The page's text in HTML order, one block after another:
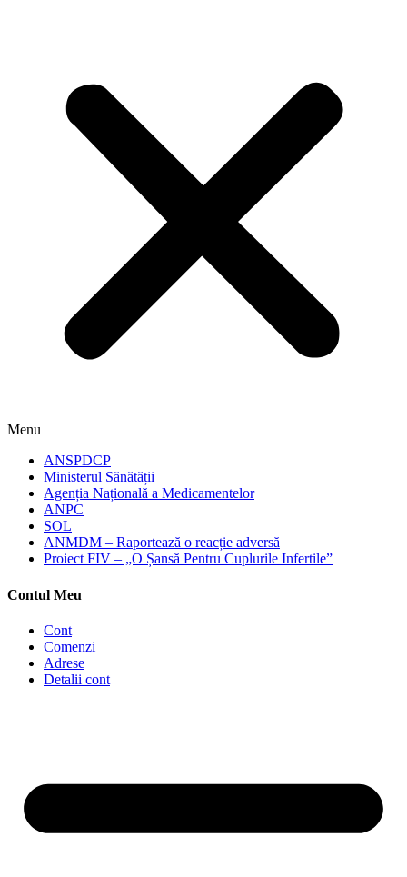
Menu
ANSPDCP
Ministerul Sănătății
Agenția Națională a Medicamentelor
ANPC
SOL
ANMDM – Raportează o reacție adversă
Proiect FIV – „O Șansă Pentru Cuplurile Infertile”
Contul Meu
Cont
Comenzi
Adrese
Detalii cont